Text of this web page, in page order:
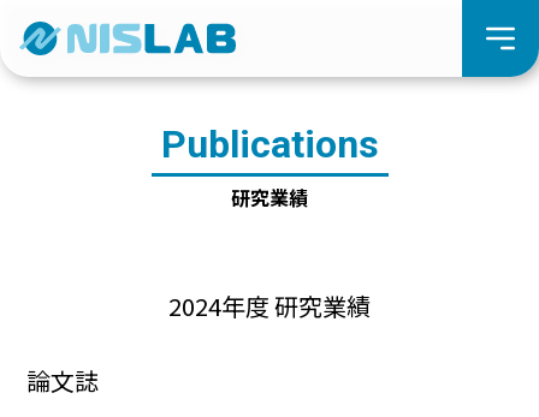
Publications
研究業績
2024年度 研究業績
論文誌